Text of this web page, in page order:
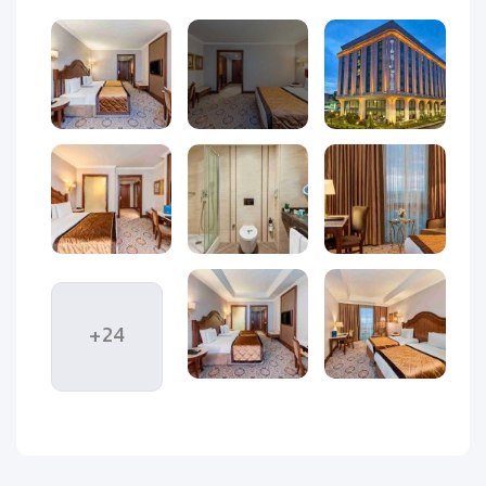
ترکیه هستید،هتل الیت ورد وان (Elite World Van Hotel)
یکی از
انتخاب‌های بی‌رقیب شما خواهد بود. این هتل پنج‌ستاره، که با
معماری باشکوه عثمانی و طراحی داخلی کلاسیک و مدرن ترکیب
شده، در مرکز شهر وان قرار دارد و با امکانات پیشرفته، خدمات
حرفه‌ای و موقعیتی ایده‌آل، تجربه‌ای فراتر از یک اقامت معمولی را
برای مهمانان رقم می‌زند. هتل الیت ورد تنها چند قدم با جاذبه‌های
اصلی شهر فاصله دارد و انتخابی محبوب در بین مسافرانی‌ست که
سفر کاری یا تفریحی به وان دارند. در ادامه این مطلب، به‌صورت
کامل و دقیق با انواع اتاق‌های هتل، امکانات رفاهی، رستوران،
موقعیت مکانی و دلایل انتخاب این هتل با
می‌شوید.
تعداد اتاق‌ها و دکوراسیون | طراحی لوکس
با ظرافت کلاسیک
+24